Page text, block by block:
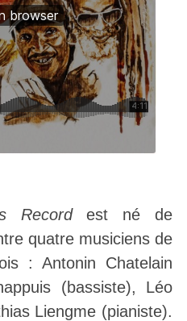
Recordest né de
quatre musiciens de
: Antonin Chatelain
(bassiste), Léo
Liengme (pianiste).